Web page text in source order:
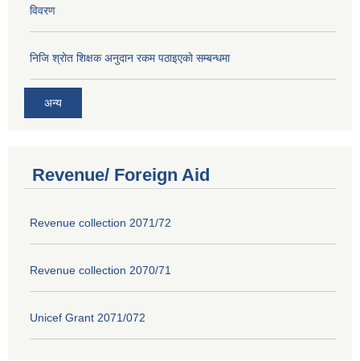
विवरण
निजि श्रोत शिक्षक अनुदान रकम पठाइएको सम्बन्धमा
अन्य
Revenue/ Foreign Aid
Revenue collection 2071/72
Revenue collection 2070/71
Unicef Grant 2071/072